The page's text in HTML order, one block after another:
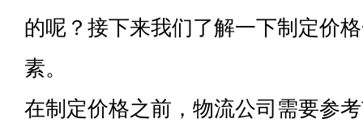
的呢？接下来我们了解一下制定价
素。
在制定价格之前，物流公司需要参